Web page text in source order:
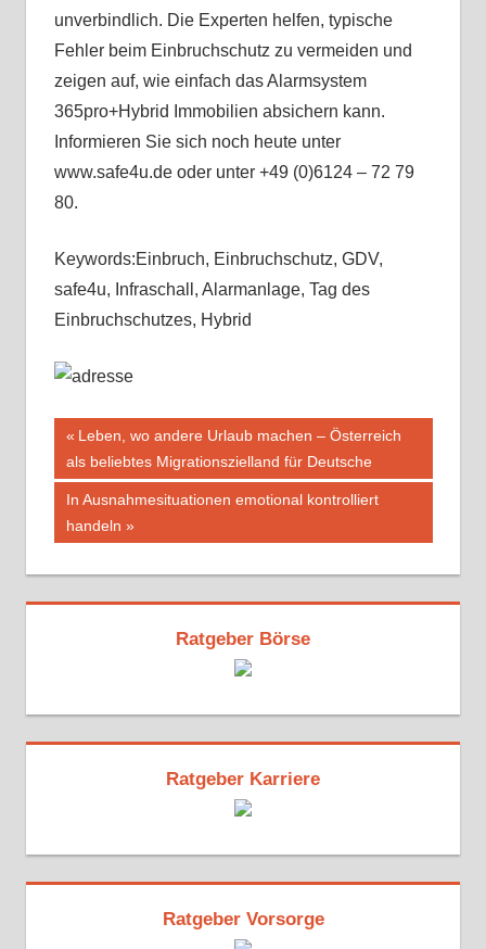
unverbindlich. Die Experten helfen, typische
Fehler beim Einbruchschutz zu vermeiden und
zeigen auf, wie einfach das Alarmsystem
365pro+Hybrid Immobilien absichern kann.
Informieren Sie sich noch heute unter
www.safe4u.de oder unter +49 (0)6124 – 72 79
80.
Keywords:Einbruch, Einbruchschutz, GDV,
safe4u, Infraschall, Alarmanlage, Tag des
Einbruchschutzes, Hybrid
Beitragsnavigation
Vorheriger
Beitrag:
Leben, wo andere Urlaub machen – Österreich
als beliebtes Migrationszielland für Deutsche
Nächster
Beitrag:
In Ausnahmesituationen emotional kontrolliert
handeln
Ratgeber Börse
Ratgeber Karriere
Ratgeber Vorsorge